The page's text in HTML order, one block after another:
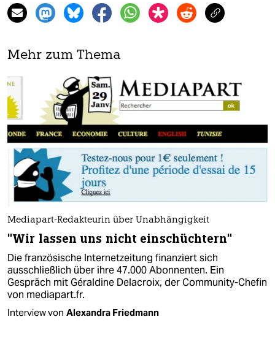
Mehr zum Thema
Mediapart-Redakteurin über Unabhängigkeit
"Wir lassen uns nicht einschüchtern"
Die französische Internetzeitung finanziert sich
ausschließlich über ihre 47.000 Abonnenten. Ein
Gespräch mit Géraldine Delacroix, der Community-Chefin
von mediapart.fr.
Interview von Alexandra Friedmann